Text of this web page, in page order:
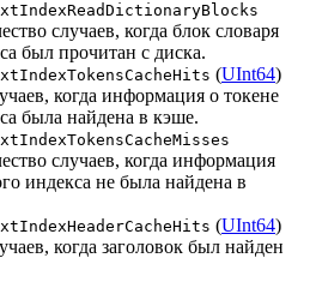
случаев, когда блок словаря
был прочитан с диска.
(UInt64)
когда информация о токене
была найдена в кэше.
случаев, когда информация
индекса не была найдена в
(UInt64)
когда заголовок был найден